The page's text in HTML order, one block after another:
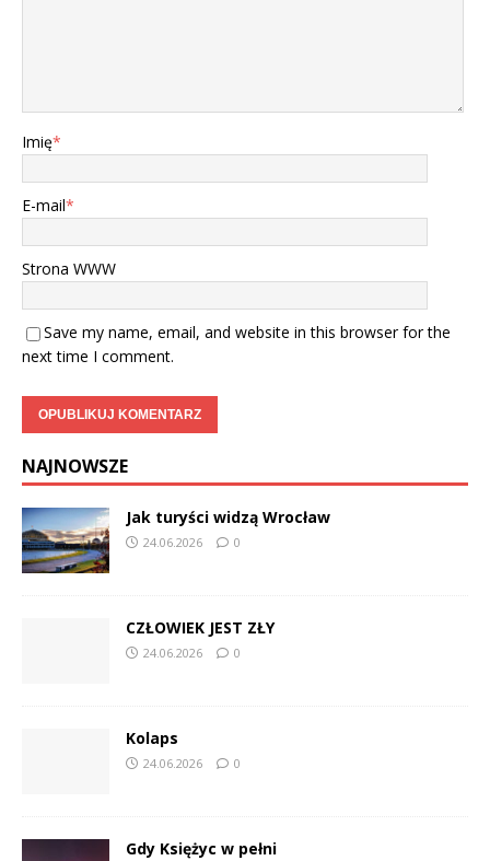
Imię*
E-mail*
Strona WWW
Save my name, email, and website in this browser for the
next time I comment.
NAJNOWSZE
Jak turyści widzą Wrocław
24.06.2026 0
CZŁOWIEK JEST ZŁY
24.06.2026 0
Kolaps
24.06.2026 0
Gdy Księżyc w pełni